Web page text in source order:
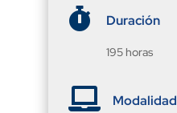
 Duración
195 horas
 Modalidad